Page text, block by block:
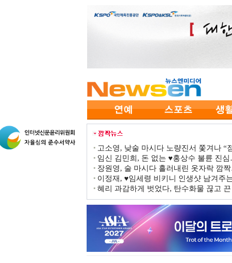
고소영, 낮술 마시다 노량진서 쫓겨나 “
임신 김민희, 돈 없는 ♥홍상수 불륜 진
장원영, 술 마시다 흘러내린 옷자락 깜
이정재, ♥임세령 비키니 인생샷 남겨주
혜리 과감하게 벗었다, 탄수화물 끊고 끈